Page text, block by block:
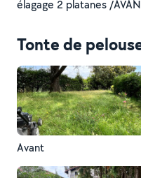
élagage 2 platanes /
Tonte de
Avant